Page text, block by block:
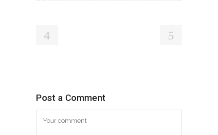
Post a Comment